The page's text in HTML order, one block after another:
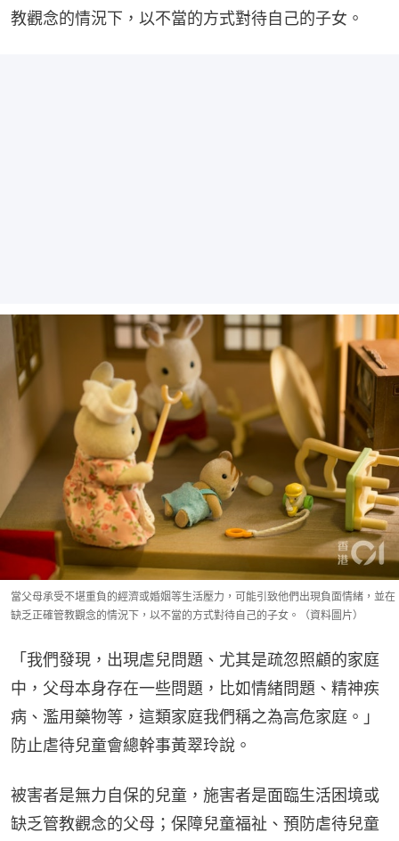
教觀念的情況下，以不當的方式對待自己的子女。
當父母承受不堪重負的經濟或婚姻等生活壓力，可能引致他們出現負面情緒，並在
缺乏正確管教觀念的情況下，以不當的方式對待自己的子女。（資料圖片）
「我們發現，出現虐兒問題、尤其是疏忽照顧的家庭
中，父母本身存在一些問題，比如情緒問題、精神疾
病、濫用藥物等，這類家庭我們稱之為高危家庭。」
防止虐待兒童會總幹事黃翠玲說。
被害者是無力自保的兒童，施害者是面臨生活困境或
缺乏管教觀念的父母；保障兒童福祉、預防虐待兒童